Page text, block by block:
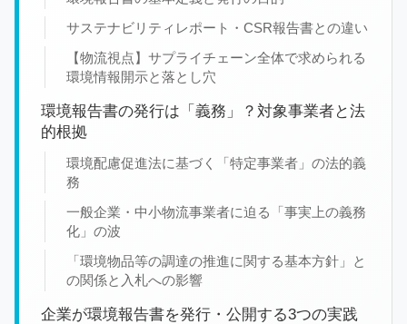
サステナビリティレポート・CSR報告書との違い
【物流視点】サプライチェーン全体で求められる
環境情報開示と落とし穴
環境報告書の発行は「義務」？対象事業者と法
的根拠
環境配慮促進法に基づく「特定事業者」の法的義
務
一般企業・中小物流事業者に迫る「事実上の義務
化」の波
「環境物品等の調達の推進に関する基本方針」と
の関係と入札への影響
企業が環境報告書を発行・公開する3つの実践